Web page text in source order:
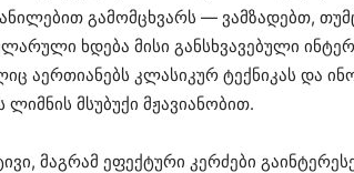
გამომცხვარს — ვამზადებთ,
ხდება მისი განსხვავებული
აერთიანებს კლასიკურ ტექნიკას და
მსუბუქი მჟავიანობით.
მაგრამ ეფექტური კერძები